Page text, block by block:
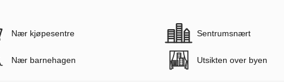
Nær kjøpesentre Sentrumsnært
Nær barnehagen Utsikten over byen